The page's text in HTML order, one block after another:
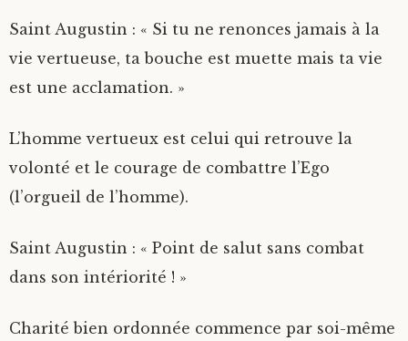
LA PRUDENCE
LA FORCE
L’ESPERANCE
LA FOI
LA CHARITE
LE CARÊME
JOYEUSES FÊTES DE PÂQUES !
MEDITATION DE PÂQUES
LA RESURRECTION
LE CHEMIN
LE MARIAGE
LA FAMILLE
L’ EFFET PAPILLON
LE CHEMIN DE SAINT JACQUES
Interprétations des Evangiles
LES NOCES DE CANA
LE TOMBEAU VIDE
Saint Augustin : « Si tu ne renonces jamais à la
vie vertueuse, ta bouche est muette mais ta vie
est une acclamation. »
L’homme vertueux est celui qui retrouve la
volonté et le courage de combattre l’Ego
(l’orgueil de l’homme).
Saint Augustin : « Point de salut sans combat
dans son intériorité ! »
Charité bien ordonnée commence par soi-même